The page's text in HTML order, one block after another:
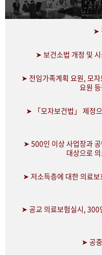
➤
➤ 보건소법 개정 및
➤ 전임가족계획 요원, 모
요원
➤ 「모자보건법」 제정
➤ 500인 이상 사업장과
대상으로
➤ 저소득층에 대한 의료보
➤ 공교 의료보험실시, 300
➤ 공